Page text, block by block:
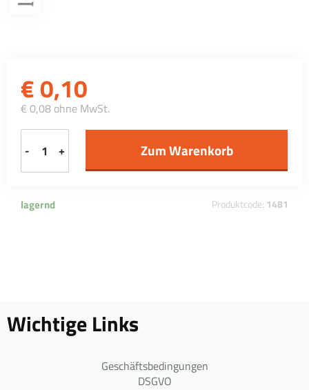
€0,10
€ 0,08 ohne MwSt.
- +
lagernd Produktcode: 1481
Wichtige Links
Geschäftsbedingungen
DSGVO